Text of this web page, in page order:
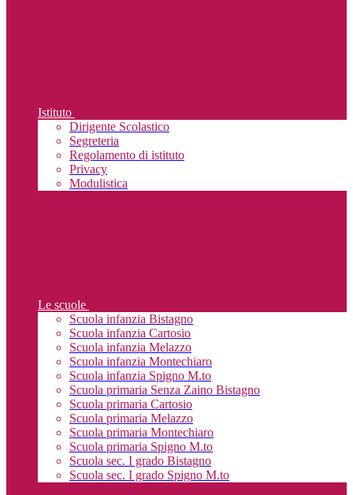
Istituto
Dirigente Scolastico
Segreteria
Regolamento di istituto
Privacy
Modulistica
Le scuole
Scuola infanzia Bistagno
Scuola infanzia Cartosio
Scuola infanzia Melazzo
Scuola infanzia Montechiaro
Scuola infanzia Spigno M.to
Scuola primaria Senza Zaino Bistagno
Scuola primaria Cartosio
Scuola primaria Melazzo
Scuola primaria Montechiaro
Scuola primaria Spigno M.to
Scuola sec. I grado Bistagno
Scuola sec. I grado Spigno M.to